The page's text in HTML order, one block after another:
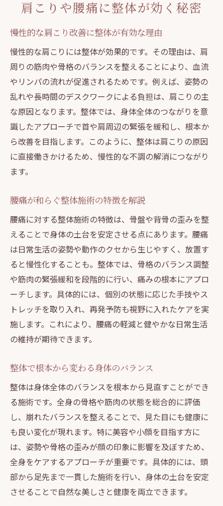
肩こりや腰痛に整体が効く秘密
慢性的な肩こり改善に整体が有効な理由
慢性的な肩こりには整体が効果的です。その理由は、肩
周りの筋肉や骨格のバランスを整えることにより、血流
やリンパの流れが促進されるためです。例えば、姿勢の
乱れや長時間のデスクワークによる負担は、肩こりの主
な原因となります。整体では、身体全体のつながりを意
識したアプローチで首や肩周辺の緊張を緩和し、根本か
ら改善を目指します。このように、整体は肩こりの原因
に直接働きかけるため、慢性的な不調の解消につながり
ます。
腰痛が和らぐ整体施術の特徴を解説
腰痛に対する整体施術の特徴は、骨盤や背骨の歪みを整
えることで身体の土台を安定させる点にあります。腰痛
は日常生活の姿勢や動作のクセから生じやすく、放置す
ると慢性化することも。整体では、骨格のバランス調整
や筋肉の緊張緩和を段階的に行い、痛みの根本にアプロ
ーチします。具体的には、個別の状態に応じた手技やス
トレッチを取り入れ、再発予防も視野に入れたケアを実
施します。これにより、腰痛の軽減と健やかな日常生活
の維持が期待できます。
整体で根本から変わる身体のバランス
整体は身体全体のバランスを根本から見直すことができ
る施術です。全身の骨格や筋肉の状態を総合的に評価
し、崩れたバランスを整えることで、見た目にも健康に
も良い変化が現れます。特に美容や小顔を目指す方に
は、姿勢や骨格の歪みが顔の印象に影響を及ぼすため、
全身をケアするアプローチが重要です。具体的には、頭
部から足先まで一貫した施術を行い、身体の土台を安定
させることで自然な美しさと健康を両立できます。